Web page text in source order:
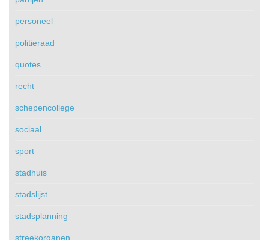
personeel
politieraad
quotes
recht
schepencollege
sociaal
sport
stadhuis
stadslijst
stadsplanning
streekorganen